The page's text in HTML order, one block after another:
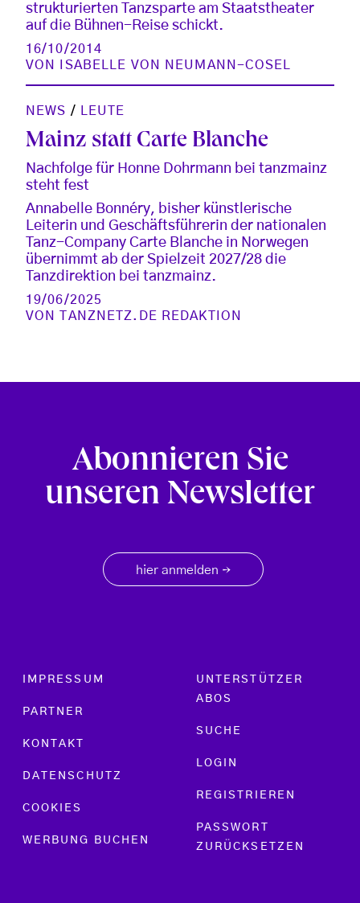
strukturierten Tanzsparte am Staatstheater
auf die Bühnen-Reise schickt.
16/10/2014
VON
ISABELLE VON NEUMANN-COSEL
NEWS / LEUTE
Mainz statt Carte Blanche
Nachfolge für Honne Dohrmann bei tanzmainz
steht fest
Annabelle Bonnéry, bisher künstlerische
Leiterin und Geschäftsführerin der nationalen
Tanz-Company Carte Blanche in Norwegen
übernimmt ab der Spielzeit 2027/28 die
Tanzdirektion bei tanzmainz.
19/06/2025
VON
TANZNETZ.DE REDAKTION
Abonnieren Sie
unseren Newsletter
hier anmelden →
Footer menu
IMPRESSUM
PARTNER
KONTAKT
DATENSCHUTZ
COOKIES
WERBUNG BUCHEN
UNTERSTÜTZER
ABOS
SUCHE
LOGIN
REGISTRIEREN
PASSWORT
ZURÜCKSETZEN